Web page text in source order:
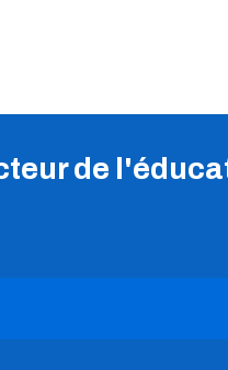
de